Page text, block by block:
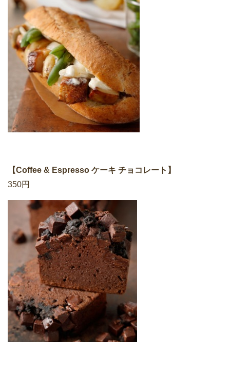
【Coffee & Espresso ケーキ チョコレート】
350円